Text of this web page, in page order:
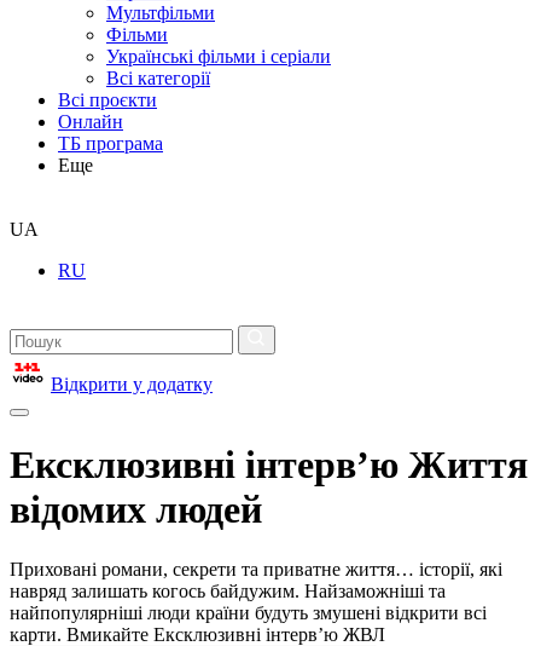
Мультфільми
Фільми
Українські фільми і серіали
Всі категорії
Всі проєкти
Онлайн
ТБ програма
Еще
UA
RU
Відкрити у додатку
Ексклюзивні інтерв’ю Життя
відомих людей
Приховані романи, секрети та приватне життя… історії, які
навряд залишать когось байдужим. Найзаможніші та
найпопулярніші люди країни будуть змушені відкрити всі
карти. Вмикайте Ексклюзивні інтерв’ю ЖВЛ